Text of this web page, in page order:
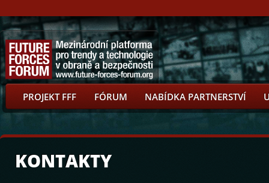
PROJEKT FFF FÓRUM NABÍDKA PARTNERSTVÍ
KONTAKTY